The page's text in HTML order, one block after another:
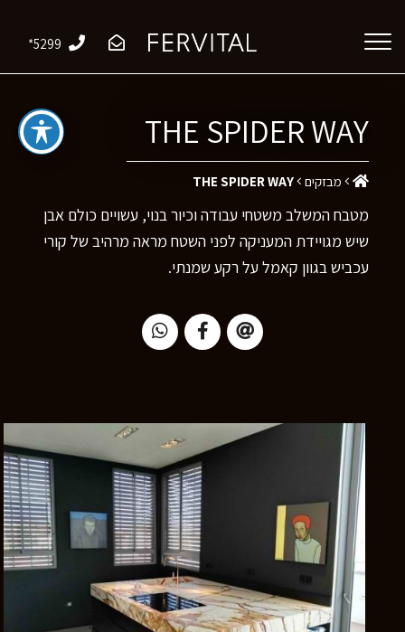
*5299
THE SPIDER WAY
מבזקים THE SPIDER WAY
מטבח המשלב משטחי עבודה וכיור בנוי, עשויים כולם אבן
שיש מגויידת המעניקה לפני השטח מראה מרהיב של קורי
עכביש בגוון קאמל על רקע שמנתי.